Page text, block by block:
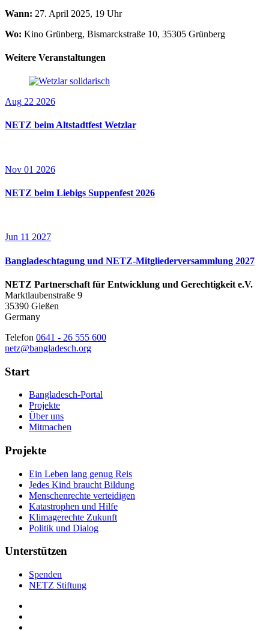
Wann: 27. April 2025, 19 Uhr
Wo: Kino Grünberg, Bismarckstraße 10, 35305 Grünberg
Weitere Veranstaltungen
Aug 22 2026
NETZ beim Altstadtfest Wetzlar
Nov 01 2026
NETZ beim Liebigs Suppenfest 2026
Jun 11 2027
Bangladeschtagung und NETZ-Mitgliederversammlung 2027
NETZ Partnerschaft für Entwicklung und Gerechtigkeit e.V.
Marktlaubenstraße 9
35390 Gießen
Germany
Telefon 0641 - 26 555 600
netz@bangladesch.org
Start
Bangladesch-Portal
Projekte
Über uns
Mitmachen
Projekte
Ein Leben lang genug Reis
Jedes Kind braucht Bildung
Menschenrechte verteidigen
Katastrophen und Hilfe
Klimagerechte Zukunft
Politik und Dialog
Unterstützen
Spenden
NETZ Stiftung